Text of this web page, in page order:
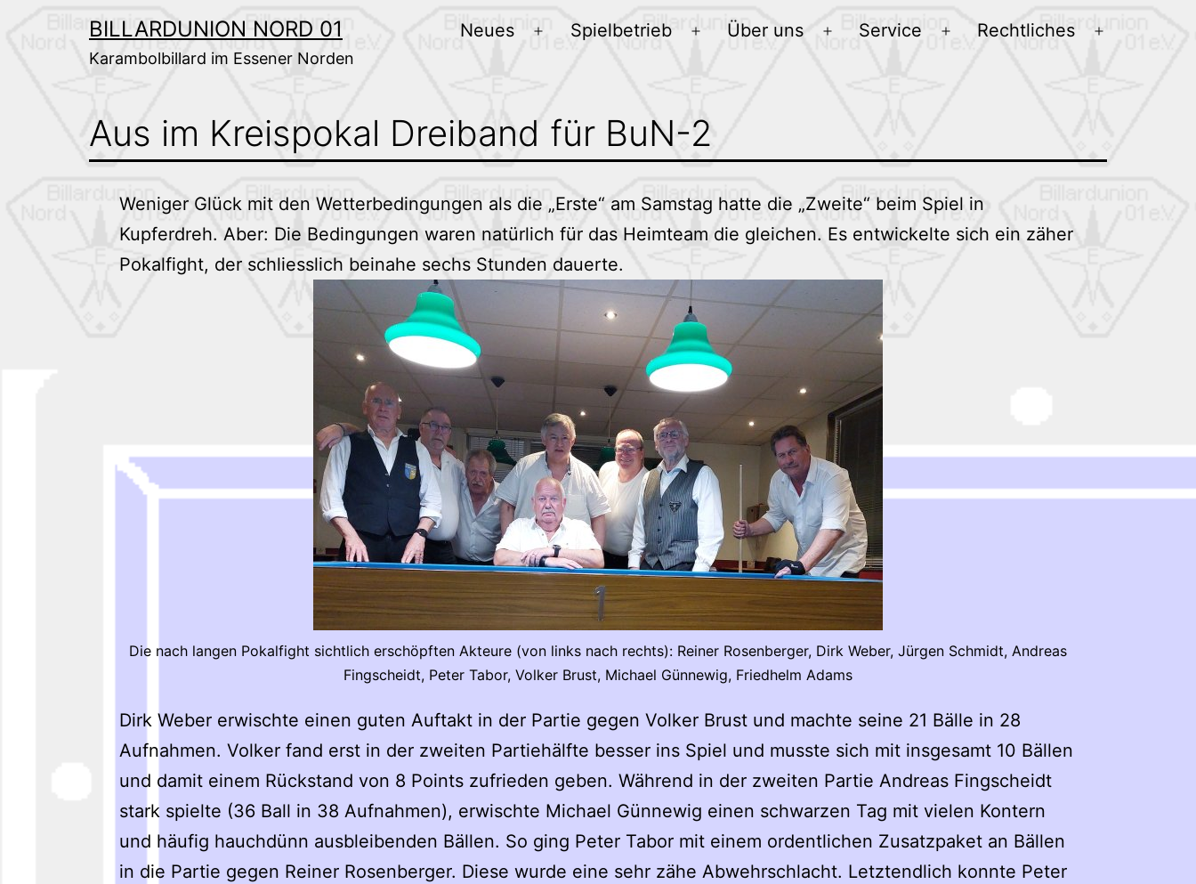
BILLARDUNION NORD 01
Karambolbillard im Essener Norden
Neues
Menü
Spielbetrieb
Menü
Über uns
Menü
Service
Menü
Rechtliches
Aus im Kreispokal Dreiband für BuN-2
Weniger Glück mit den Wetterbedingungen als die „Erste“ am Samstag hatte die „Zweite“ beim Spiel in
Kupferdreh. Aber: Die Bedingungen waren natürlich für das Heimteam die gleichen. Es entwickelte sich ein zäher
Pokalfight, der schliesslich beinahe sechs Stunden dauerte.
Die nach langen Pokalfight sichtlich erschöpften Akteure (von links nach rechts): Reiner Rosenberger, Dirk Weber, Jürgen Schmidt, Andreas
Fingscheidt, Peter Tabor, Volker Brust, Michael Günnewig, Friedhelm Adams
Dirk Weber erwischte einen guten Auftakt in der Partie gegen Volker Brust und machte seine 21 Bälle in 28
Aufnahmen. Volker fand erst in der zweiten Partiehälfte besser ins Spiel und musste sich mit insgesamt 10 Bällen
und damit einem Rückstand von 8 Points zufrieden geben. Während in der zweiten Partie Andreas Fingscheidt
stark spielte (36 Ball in 38 Aufnahmen), erwischte Michael Günnewig einen schwarzen Tag mit vielen Kontern
und häufig hauchdünn ausbleibenden Bällen. So ging Peter Tabor mit einem ordentlichen Zusatzpaket an Bällen
in die Partie gegen Reiner Rosenberger. Diese wurde eine sehr zähe Abwehrschlacht. Letztendlich konnte Peter